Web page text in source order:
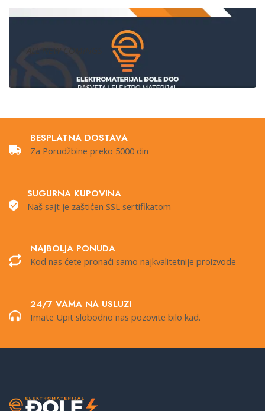
ALL NEW COMINGS
BESPLATNA DOSTAVA
Za Porudžbine preko 5000 din
SUGURNA KUPOVINA
Naš sajt je zaštićen SSL sertifikatom
NAJBOLJA PONUDA
Kod nas ćete pronaći samo najkvalitetnije proizvode
24/7 VAMA NA USLUZI
Imate Upit slobodno nas pozovite bilo kad.